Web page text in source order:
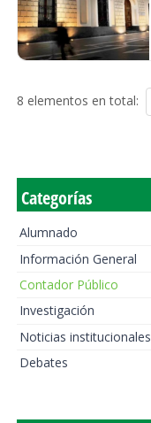
8 elementos en total:
Categorías
Alumnado
Información General
Contador Público
Investigación
Noticias institucionales
Debates